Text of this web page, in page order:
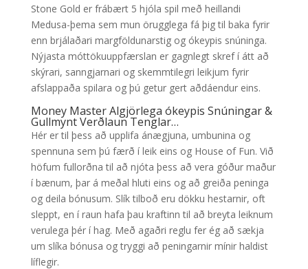
Stone Gold er frábært 5 hjóla spil með heillandi
Medusa-þema sem mun örugglega fá þig til baka fyrir
enn brjálaðari margföldunarstig og ókeypis snúninga.
Nýjasta móttökuuppfærslan er gagnlegt skref í átt að
skýrari, sanngjarnari og skemmtilegri leikjum fyrir
afslappaða spilara og þú getur gert aðdáendur eins.
Money Master Algjörlega ókeypis Snúningar &
Gullmynt Verðlaun Tenglar…
Hér er til þess að upplifa ánægjuna, umbunina og
spennuna sem þú færð í leik eins og House of Fun. Við
höfum fullorðna til að njóta þess að vera góður maður
í bænum, þar á meðal hluti eins og að greiða peninga
og deila bónusum. Slík tilboð eru dökku hestarnir, oft
sleppt, en í raun hafa þau kraftinn til að breyta leiknum
verulega þér í hag. Með agaðri reglu fer ég að sækja
um slíka bónusa og tryggi að peningarnir mínir haldist
líflegir.